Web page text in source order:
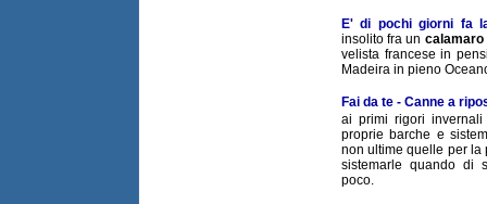
E' di pochi giorni fa
insolito fra un calamaro
velista francese in
Madeira in pieno
Fai da te - Canne a
ai primi rigori
proprie barche e
non ultime quelle per la
sistemarle quando di
poco.